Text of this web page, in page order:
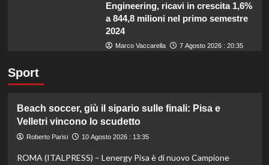
Engineering, ricavi in crescita 1,6%
a 844,8 milioni nel primo semestre
2024
Marco Vaccarella 7 Agosto 2026 : 20:35
Sport
Beach soccer, giù il sipario sulle finali: Pisa e
Velletri vincono lo scudetto
Roberto Parisi 10 Agosto 2026 : 13:35
ROMA (ITALPRESS) – Lenergy Pisa è di nuovo Campione